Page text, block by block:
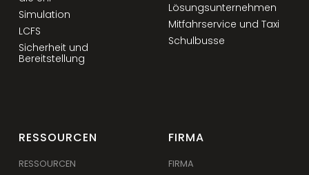
Simulation
LCFS
Sicherheit und
Bereitstellung
Lösungsunternehmen
Mitfahrservice und Taxi
Schulbusse
RESSOURCEN
RESSOURCEN
FIRMA
FIRMA